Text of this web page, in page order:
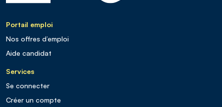
Portail emploi
Nos offres d’emploi
Aide candidat
Services
Se connecter
Créer un compte